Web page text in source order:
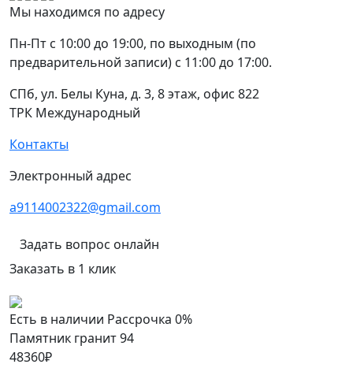
Мы находимся по адресу
Пн-Пт с 10:00 до 19:00, по выходным (по
предварительной записи) с 11:00 до 17:00.
СПб, ул. Белы Куна, д. 3, 8 этаж, офис 822
ТРК Международный
Контакты
Электронный адрес
a9114002322@gmail.com
Задать вопрос онлайн
Заказать в 1 клик
Есть в наличии Рассрочка 0%
Памятник гранит 94
48360₽